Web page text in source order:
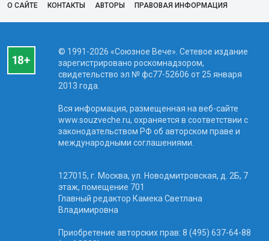
О САЙТЕ КОНТАКТЫ АВТОРЫ ПРАВОВАЯ ИНФОРМАЦИЯ
© 1991-2026 «Союзное Вече». Сетевое издание
зарегистрировано роскомнадзором,
свидетельство эл № фc77-52606 от 25 января
2013 года.
Вся информация, размещенная на веб-сайте
www.souzveche.ru, охраняется в соответствии с
законодательством РФ об авторском праве и
международными соглашениями.
127015, г. Москва, ул. Новодмитровская, д. 2Б, 7
этаж, помещение 701
Главный редактор Камека Светлана
Владимировна
Приобретение авторских прав: 8 (495) 637-64-88